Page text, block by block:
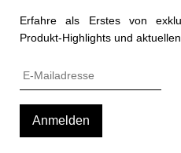
Erfahre als Erstes von
Produkt-Highlights und